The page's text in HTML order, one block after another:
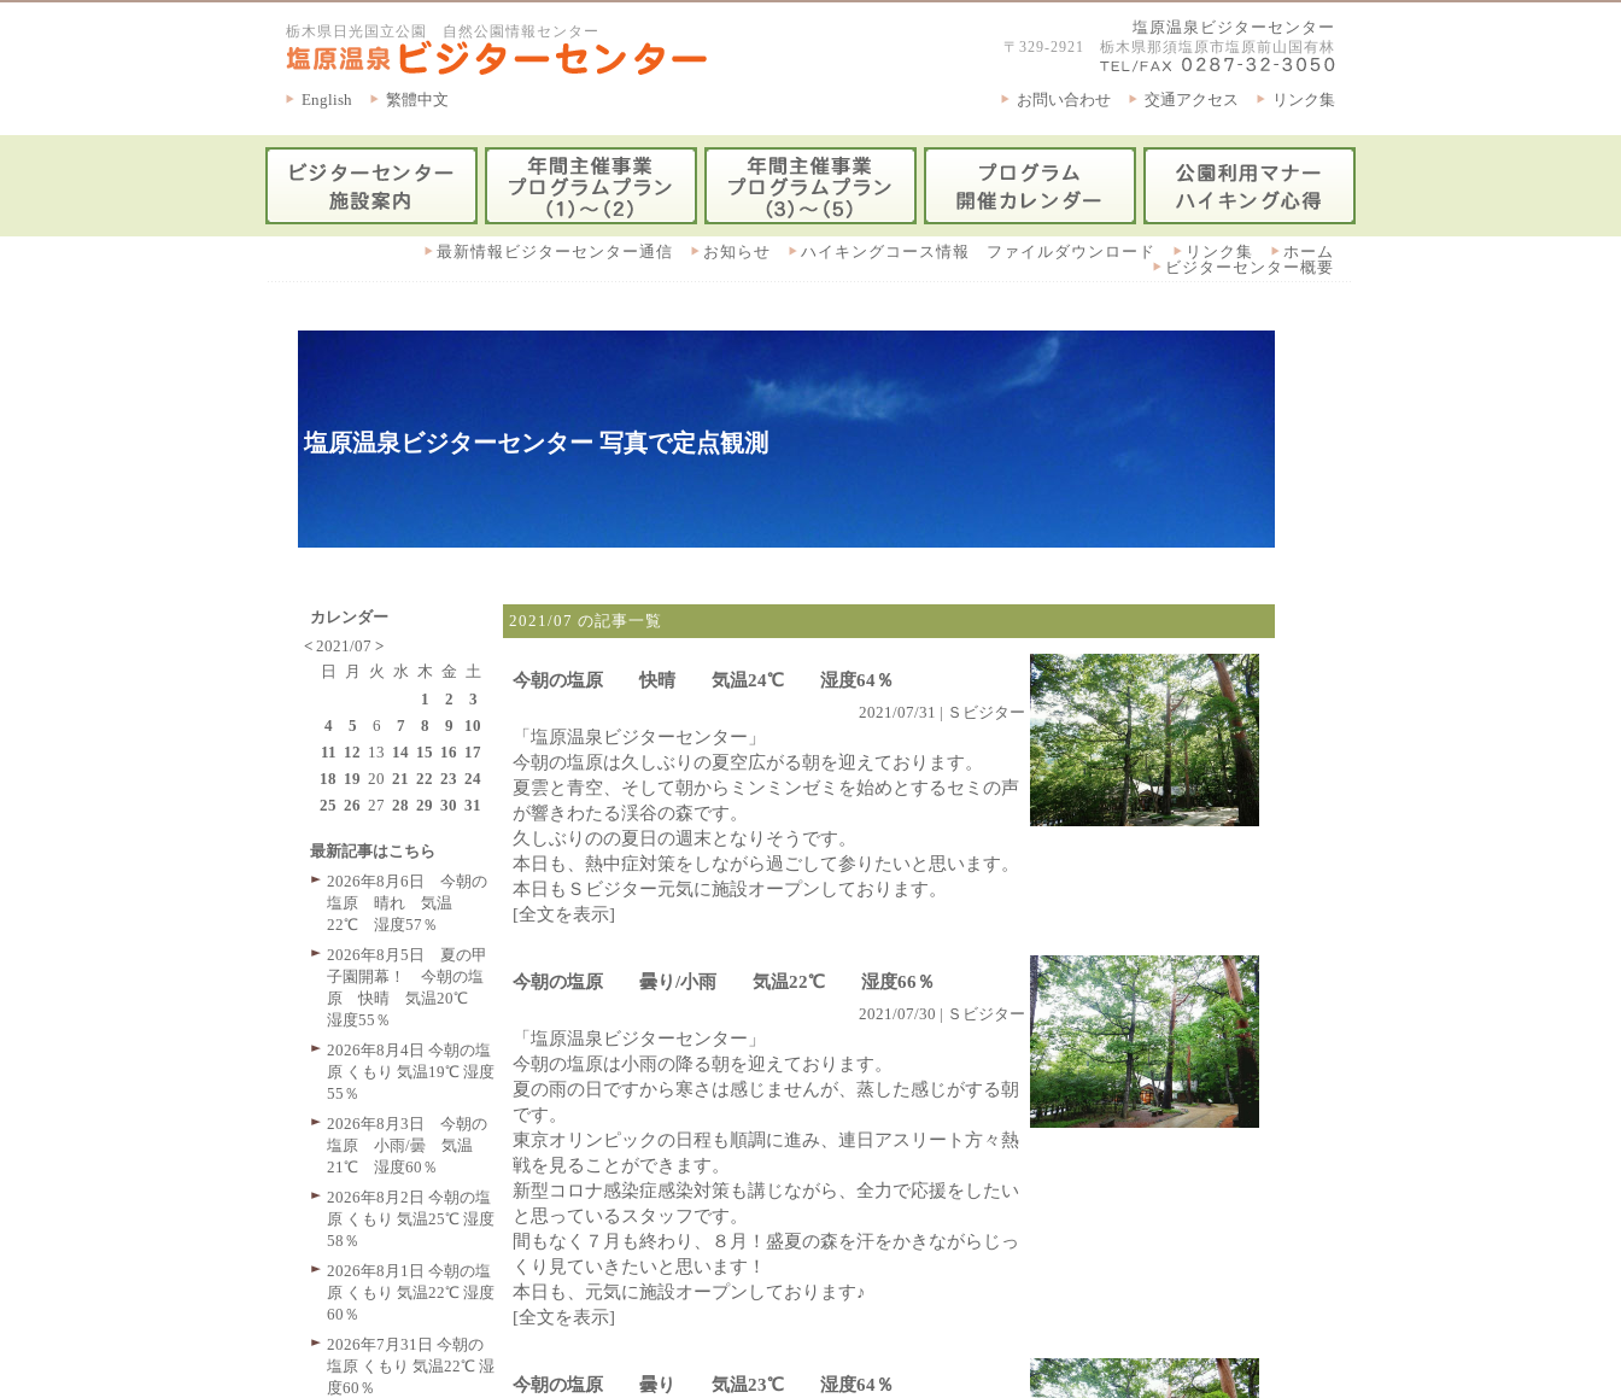
栃木県日光国立公園 自然公園情報センター 塩原温泉ビジターセンター
〒329-2921 栃木県那須塩原市塩原前山国有林
English 繁體中文 リンク集
交通アクセス
お問い合わせ
ホーム
リンク集
ハイキングコース情報 ファイルダウンロード
お知らせ
最新情報ビジターセンター通信
ビジターセンター概要
塩原温泉ビジターセンター 写真で定点観測
2021/07 の記事一覧
今朝の塩原 快晴 気温24℃ 湿度64％
2021/07/31 | Ｓビジター
「塩原温泉ビジターセンター」
今朝の塩原は久しぶりの夏空広がる朝を迎えております。
夏雲と青空、そして朝からミンミンゼミを始めとするセミの声
が響きわたる渓谷の森です。
久しぶりのの夏日の週末となりそうです。
本日も、熱中症対策をしながら過ごして参りたいと思います。
本日もＳビジター元気に施設オープンしております。
[全文を表示]
今朝の塩原 曇り/小雨 気温22℃ 湿度66％
2021/07/30 | Ｓビジター
「塩原温泉ビジターセンター」
今朝の塩原は小雨の降る朝を迎えております。
夏の雨の日ですから寒さは感じませんが、蒸した感じがする朝
です。
東京オリンピックの日程も順調に進み、連日アスリート方々熱
戦を見ることができます。
新型コロナ感染症感染対策も講じながら、全力で応援をしたい
と思っているスタッフです。
間もなく７月も終わり、８月！盛夏の森を汗をかきながらじっ
くり見ていきたいと思います！
本日も、元気に施設オープンしております♪
[全文を表示]
今朝の塩原 曇り 気温23℃ 湿度64％
カレンダー
< 2021/07 >
日
月 火 水 木 金 土
1
2
3
4
5 6 7 8 9
10
11 12 13 14 15 16 17
18 19 20 21 22 23 24
25 26 27 28 29 30 31
最新記事はこちら
2026年8月6日 今朝の
塩原 晴れ 気温
22℃ 湿度57％
2026年8月5日 夏の甲
子園開幕！ 今朝の塩
原 快晴 気温20℃
湿度55％
2026年8月4日 今朝の塩
原 くもり 気温19℃ 湿度
55％
2026年8月3日 今朝の
塩原 小雨/曇 気温
21℃ 湿度60％
2026年8月2日 今朝の塩
原 くもり 気温25℃ 湿度
58％
2026年8月1日 今朝の塩
原 くもり 気温22℃ 湿度
60％
2026年7月31日 今朝の
塩原 くもり 気温22℃ 湿
度60％